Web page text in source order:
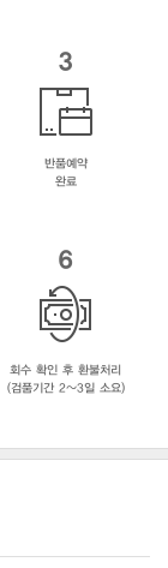
3
반품예약
완료
6
회수 확인 후 환불처리
(검품기간 2~3일 소요)